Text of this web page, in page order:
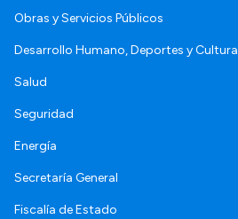
Obras y Servicios Públicos
Desarrollo Humano, Deportes y Cultura
Salud
Seguridad
Energía
Secretaría General
Fiscalía de Estado